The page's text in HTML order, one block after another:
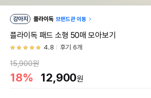
강아지 플라이독 브랜드관 이동
플라이독 패드 소형 50매 모아보기
4.8 후기 6개
15,900원
18% 12,900원